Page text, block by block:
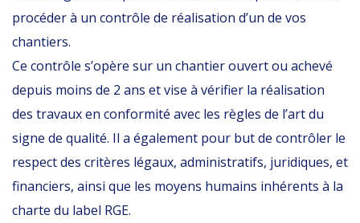
procéder à un contrôle de réalisation d’un de vos
chantiers.
Ce contrôle s’opère sur un chantier ouvert ou achevé
depuis moins de 2 ans et vise à vérifier la réalisation
des travaux en conformité avec les règles de l’art du
signe de qualité. Il a également pour but de contrôler le
respect des critères légaux, administratifs, juridiques, et
financiers, ainsi que les moyens humains inhérents à la
charte du label RGE.